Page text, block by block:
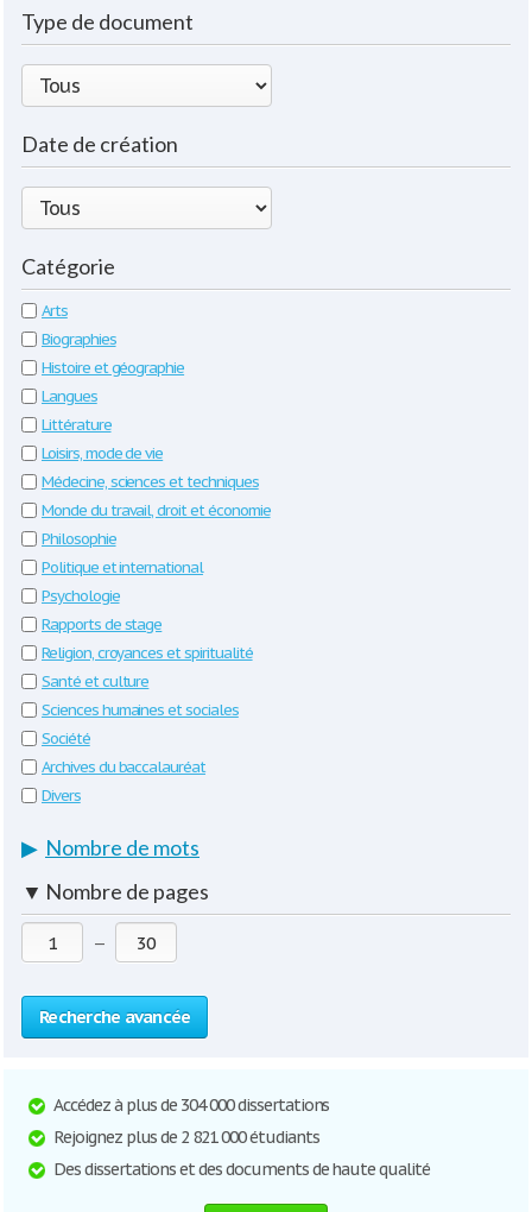
Type de document
Date de création
Catégorie
Arts
Biographies
Histoire et géographie
Langues
Littérature
Loisirs, mode de vie
Médecine, sciences et techniques
Monde du travail, droit et économie
Philosophie
Politique et international
Psychologie
Rapports de stage
Religion, croyances et spiritualité
Santé et culture
Sciences humaines et sociales
Société
Archives du baccalauréat
Divers
▶ Nombre de mots
▼ Nombre de pages
—
Recherche avancée
Accédez à plus de 304 000 dissertations
Rejoignez plus de 2 821 000 étudiants
Des dissertations et des documents de haute qualité